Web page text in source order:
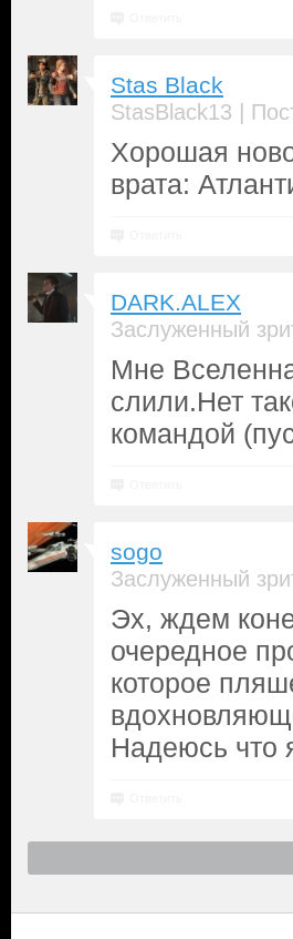
Stas Black
StasBlack13 |
Хорошая
врата:
DARK.ALEX
Заслуженный
Мне
слили.Нет
командой
sogo
Заслуженный
Эх, ждем
очередное
которое
Надеюсь что